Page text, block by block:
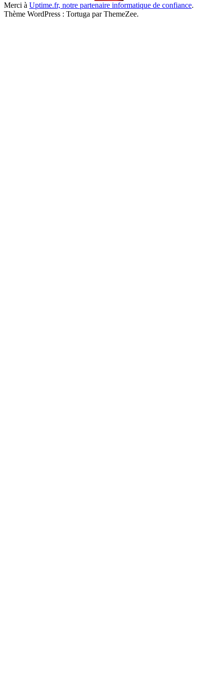
Merci à Uptime.fr, notre partenaire informatique de confiance.
Thème WordPress : Tortuga par ThemeZee.